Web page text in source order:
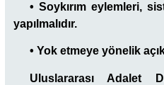
• Soykırım eylemleri,
yapılmalıdır.
• Yok etmeye yönelik
Uluslararası Adalet